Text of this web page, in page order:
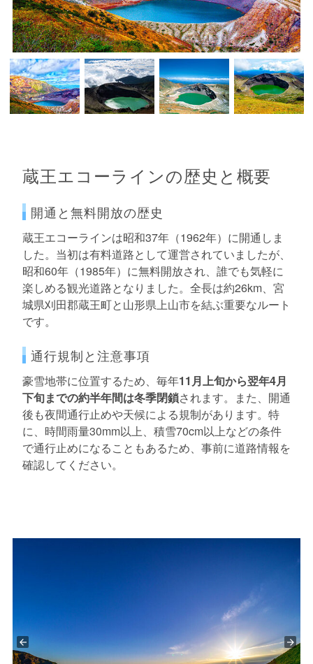
蔵王エコーラインの歴史と概要
開通と無料開放の歴史
蔵王エコーラインは昭和37年（1962年）に開通しま
した。当初は有料道路として運営されていましたが、
昭和60年（1985年）に無料開放され、誰でも気軽に
楽しめる観光道路となりました。全長は約26km、宮
城県刈田郡蔵王町と山形県上山市を結ぶ重要なルート
です。
通行規制と注意事項
豪雪地帯に位置するため、毎年11月上旬から翌年4月
下旬までの約半年間は冬季閉鎖されます。また、開通
後も夜間通行止めや天候による規制があります。特
に、時間雨量30mm以上、積雪70cm以上などの条件
で通行止めになることもあるため、事前に道路情報を
確認してください。